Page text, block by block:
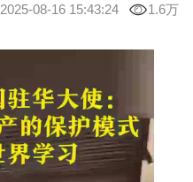
2025-08-16 15:43:24 1.6万